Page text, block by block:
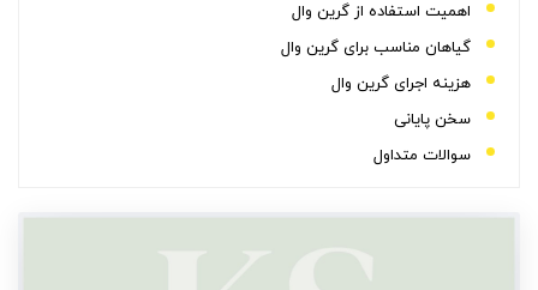
اهمیت استفاده از گرین وال
گیاهان مناسب برای گرین وال
هزینه اجرای گرین وال
سخن پایانی
سوالات متداول